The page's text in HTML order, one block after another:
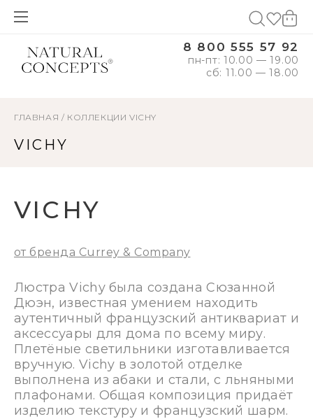
8 800 555 57 92
пн-пт: 10.00 — 19.00
сб: 11.00 — 18.00
ГЛАВНАЯ / КОЛЛЕКЦИИ VICHY
VICHY
VICHY
от бренда Currey & Company
Люстра Vichy была создана Сюзанной
Дюэн, известная умением находить
аутентичный французский антиквариат и
аксессуары для дома по всему миру.
Плетёные светильники изготавливается
вручную. Vichy в золотой отделке
выполнена из абаки и стали, с льняными
плафонами. Общая композиция придаёт
изделию текстуру и французский шарм.